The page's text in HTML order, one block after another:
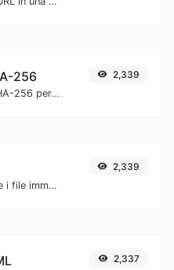
256
Genera un hash SHA-256 per qualsiasi input di stringa.
2,339
Converti facilmente i file immagine PNG in JPG.
2,339
2,337